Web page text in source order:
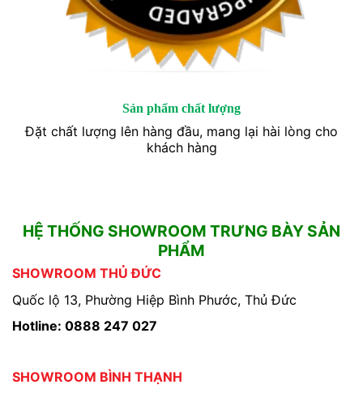
Sản phẩm chất lượng
Đặt chất lượng lên hàng đầu, mang lại hài lòng cho
khách hàng
HỆ THỐNG SHOWROOM TRƯNG BÀY SẢN
PHẨM
SHOWROOM THỦ ĐỨC
Quốc lộ 13, Phường Hiệp Bình Phước, Thủ Đức
Hotline: 0888 247 027
SHOWROOM BÌNH THẠNH